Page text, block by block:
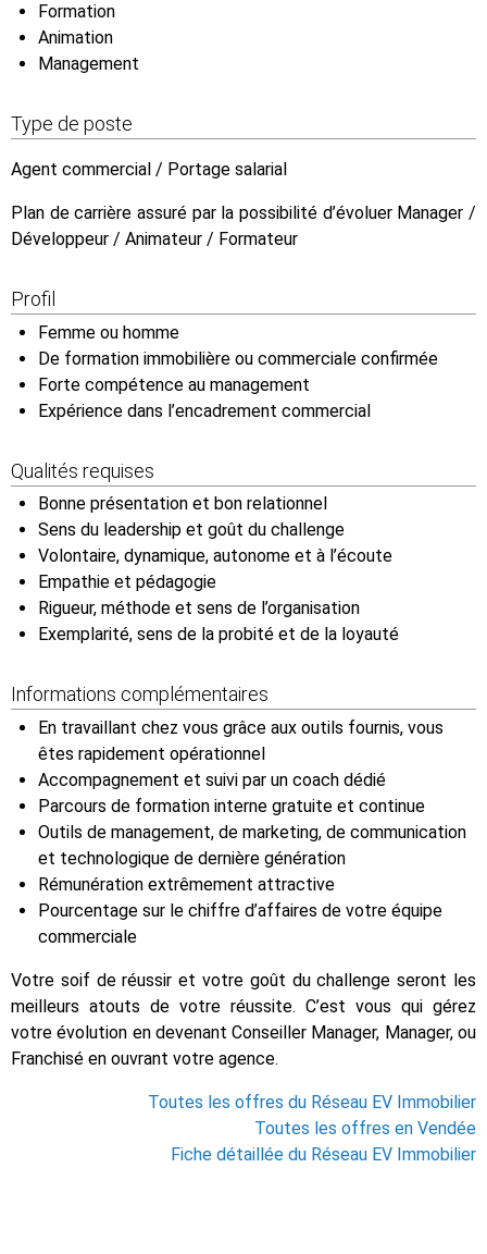
Formation
Animation
Management
Type de poste
Agent commercial / Portage salarial
Plan de carrière assuré par la possibilité d’évoluer Manager /
Développeur / Animateur / Formateur
Profil
Femme ou homme
De formation immobilière ou commerciale confirmée
Forte compétence au management
Expérience dans l’encadrement commercial
Qualités requises
Bonne présentation et bon relationnel
Sens du leadership et goût du challenge
Volontaire, dynamique, autonome et à l’écoute
Empathie et pédagogie
Rigueur, méthode et sens de l’organisation
Exemplarité, sens de la probité et de la loyauté
Informations complémentaires
En travaillant chez vous grâce aux outils fournis, vous
êtes rapidement opérationnel
Accompagnement et suivi par un coach dédié
Parcours de formation interne gratuite et continue
Outils de management, de marketing, de communication
et technologique de dernière génération
Rémunération extrêmement attractive
Pourcentage sur le chiffre d’affaires de votre équipe
commerciale
Votre soif de réussir et votre goût du challenge seront les
meilleurs atouts de votre réussite. C’est vous qui gérez
votre évolution en devenant Conseiller Manager, Manager, ou
Franchisé en ouvrant votre agence.
Toutes les offres du Réseau EV Immobilier
Toutes les offres en Vendée
Fiche détaillée du Réseau EV Immobilier